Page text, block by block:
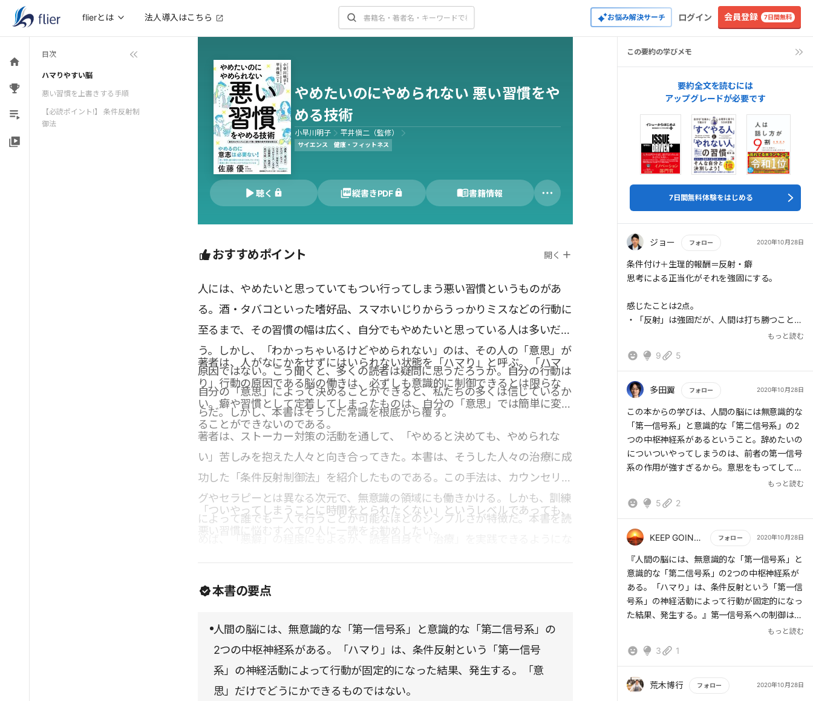
flierとは 法人導入はこちら お悩み解決サーチ ログイン 会員登録 7日間無料
目次
ハマりやすい脳
悪い習慣を上書きする手順
【必読ポイント!】 条件反射制
御法
やめたいのにやめられない 悪い習慣をや
める技術
小早川明子 平井愼二（監修）
サイエンス 健康・フィットネス
聴く 縦書きPDF 書籍情報
おすすめポイント 開く
人には、やめたいと思っていてもつい行ってしまう悪い習慣というものがあ
る。酒・タバコといった嗜好品、スマホいじりからうっかりミスなどの行動に
至るまで、その習慣の幅は広く、自分でもやめたいと思っている人は多いだろ
う。しかし、「わかっちゃいるけどやめられない」のは、その人の「意思」が
原因ではない。こう聞くと、多くの読者は疑問に思うだろうか。自分の行動は
自分の「意思」によって決めることができると、私たちの多くは信じているか
らだ。しかし、本書はそうした常識を根底から覆す。
著者は、人がなにかをせずにはいられない状態を「ハマり」と呼ぶ。「ハマ
り」行動の原因である脳の働きは、必ずしも意識的に制御できるとは限らな
い。癖や習慣として定着してしまったものは、自分の「意思」では簡単に変え
ることができないのである。
著者は、ストーカー対策の活動を通して、「やめると決めても、やめられな
い」苦しみを抱えた人々と向き合ってきた。本書は、そうした人々の治療に成
功した「条件反射制御法」を紹介したものである。この手法は、カウンセリン
グやセラピーとは異なる次元で、無意識の領域にも働きかける。しかも、訓練
によって誰でも一人で行うことが可能なほどのシンプルさが特徴だ。本書を読
るだろう。
「ついやってしまうことに時間をとられたくない」というレベルであっても、
悪い習慣に悩むすべての人に一読をお勧めしたい。
本書の要点
人間の脳には、無意識的な「第一信号系」と意識的な「第二信号系」の
2つの中枢神経系がある。「ハマり」は、条件反射という「第一信号
系」の神経活動によって行動が固定的になった結果、発生する。「意
思」だけでどうにかできるものではない。
この要約の学びメモ
要約全文を読むには
アップグレードが必要です
7日間無料体験をはじめる
ジョー フォロー 2020年10月28日
もっと読む
条件付け＋生理的報酬＝反射・癖
思考による正当化がそれを強固にする。
感じたことは2点。
・「反射」は強固だが、人間は打ち勝つことが
で良い習慣も強固にできるのでは？
反射を司る「第一信号系」は意思や思考を司る
を支えてきたものだからだ。これに対処する方
法として、認めること、セラピーで感覚に作用
すること、そして「くい打ち」「空振り」のよ
うな「条件反射制御法」によって反射を上書き
すること。
もっと読む
9 5
多田翼 フォロー 2020年10月28日
もっと読む
この本からの学びは、人間の脳には無意識的な
「第一信号系」と意識的な「第二信号系」の2
つの中枢神経系があるということ。辞めたいの
についついやってしまうのは、前者の第一信号
系の作用が強すぎるから。意思をもってしても
て制御不能となった第一信号系の活動を訓練に
そういえば七つの習慣の一つ目は主体的に生き
と。選択の自由がこの本で第二信号系だ。
もっと読む
5 2
KEEP GOING FORWARD フォロー 2020年10月28日
もっと読む
『人間の脳には、無意識的な「第一信号系」と
意識的な「第二信号系」の2つの中枢神経系が
ある。「ハマり」は、条件反射という「第一信
号系」の神経活動によって行動が固定的になっ
た結果、発生する。』第一信号系への制御は
「くい打ち」と「空振り」の作業によって可能
もっと読む
3 1
荒木博行 フォロー 2020年10月28日